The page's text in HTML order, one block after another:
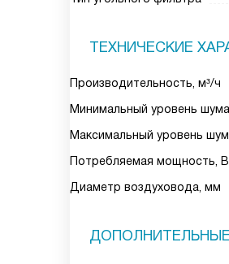
ТЕХНИЧЕСКИЕ
Производительность, м³/ч
Минимальный уровень
Максимальный уровень
Потребляемая мощность,
Диаметр воздуховода, мм